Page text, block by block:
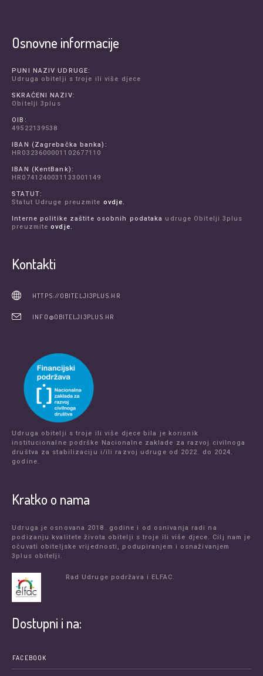
Osnovne informacije
PUNI NAZIV UDRUGE:
Udruga obitelji s troje ili više djece
SKRAĆENI NAZIV:
Obitelji 3plus
OIB:
49522139538
IBAN (Zagrebačka banka):
HR0323600001102677110
IBAN (KentBank):
HR0741240031133001149
STATUT:
Statut Udruge preuzmite ovdje.
Interne politike zaštite osobnih podataka udruge Obitelji 3plus
preuzmiteovdje.
Kontakti
HTTPS://OBITELJI3PLUS.HR
INFO@OBITELJI3PLUS.HR
Udruga obitelji s troje ili više djece bila je korisnik
institucionalne podrške Nacionalne zaklade za razvoj civilnoga
društva za stabilizaciju i/ili razvoj udruge od 2022. do 2024.
godine.
Kratko o nama
Udruga je osnovana 2018. godine i od osnivanja radi na
podizanju kvalitete života obitelji s troje ili više djece. Cilj nam je
očuvati obiteljske vrijednosti, podupiranjem i osnaživanjem
3plus obitelji.
Rad Udruge podržava i ELFAC.
Dostupni i na:
FACEBOOK